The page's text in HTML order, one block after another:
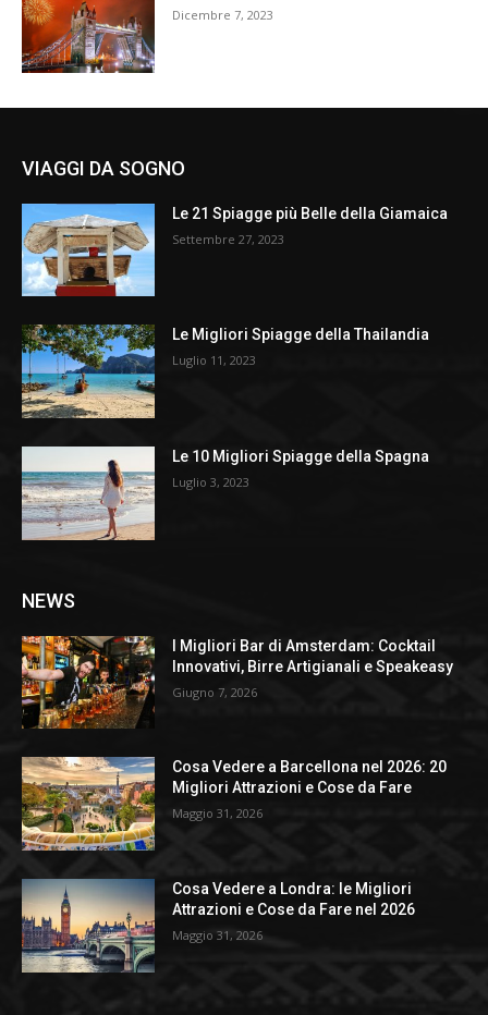
Dicembre 7, 2023
VIAGGI DA SOGNO
Le 21 Spiagge più Belle della Giamaica
Settembre 27, 2023
Le Migliori Spiagge della Thailandia
Luglio 11, 2023
Le 10 Migliori Spiagge della Spagna
Luglio 3, 2023
NEWS
I Migliori Bar di Amsterdam: Cocktail
Innovativi, Birre Artigianali e Speakeasy
Giugno 7, 2026
Cosa Vedere a Barcellona nel 2026: 20
Migliori Attrazioni e Cose da Fare
Maggio 31, 2026
Cosa Vedere a Londra: le Migliori
Attrazioni e Cose da Fare nel 2026
Maggio 31, 2026